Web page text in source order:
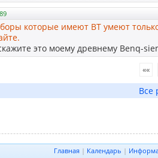
которые имеют ВТ умеют
это моему древнему Benq-
««
Все
Главная | Календарь |